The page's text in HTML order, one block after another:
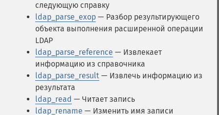
следующую справку
ldap_parse_exop — Разбор результирующего
объекта выполнения расширенной операции
LDAP
ldap_parse_reference — Извлекает
информацию из справочника
ldap_parse_result — Извлечь информацию из
результата
ldap_read — Читает запись
ldap_rename — Изменить имя записи